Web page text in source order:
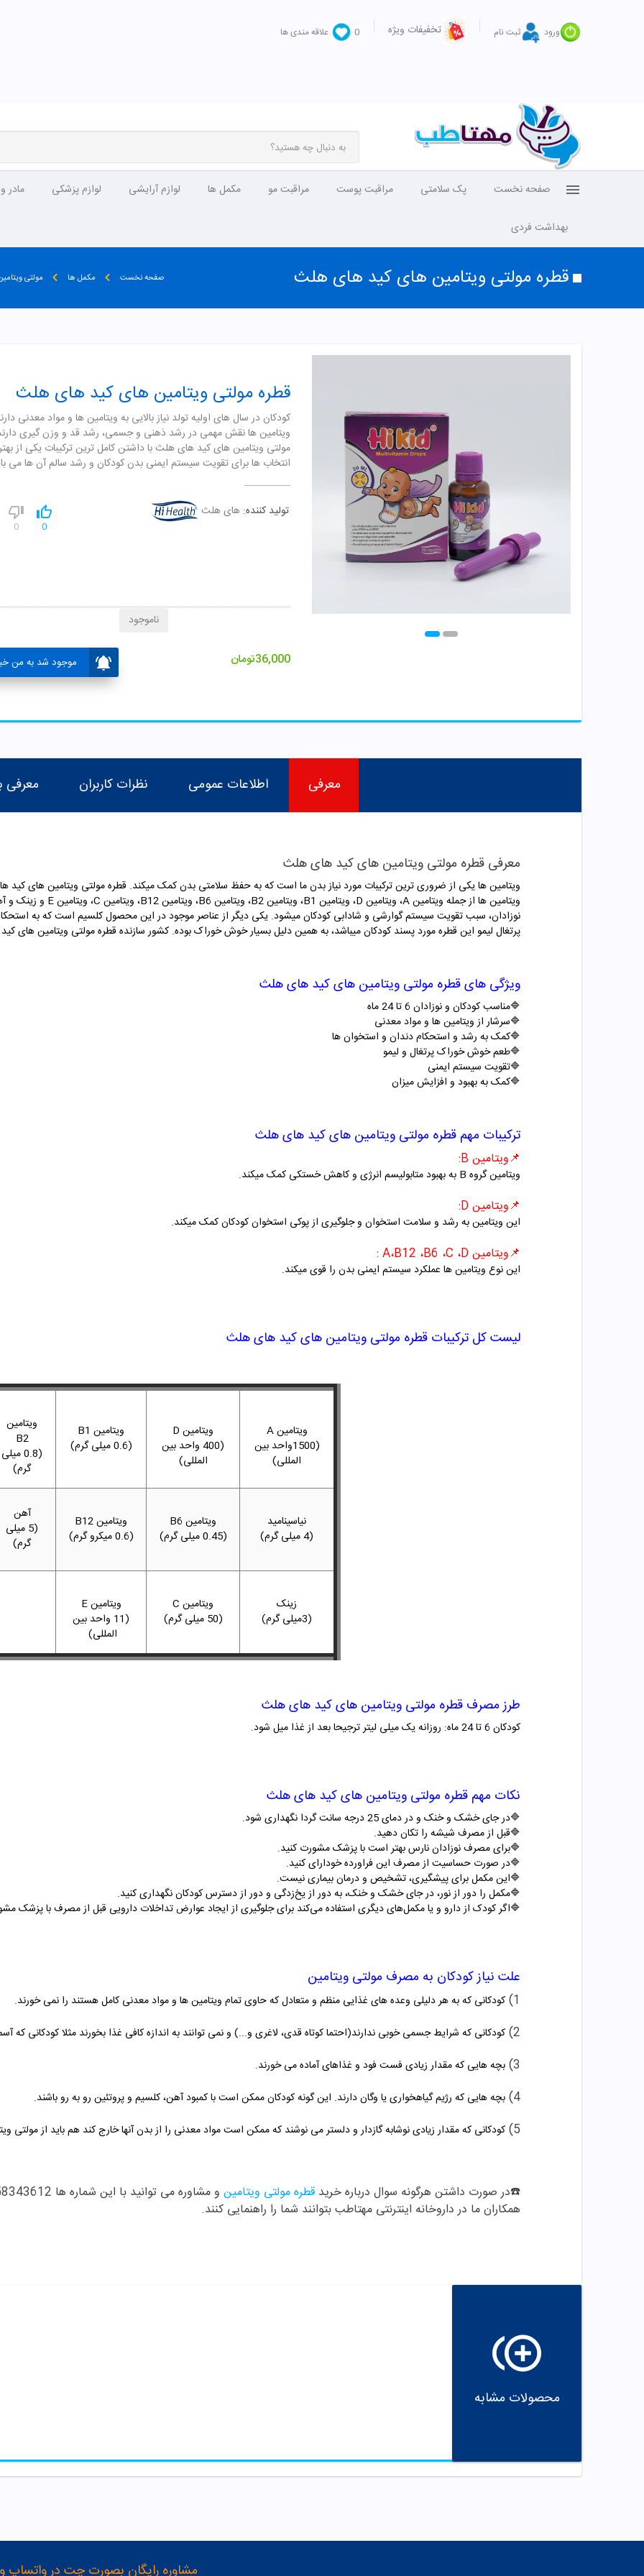
ورود ثبت نام تخفیفات ویژه 0 علاقه مندی ها
صفحه نخست پک سلامتی مراقبت پوست مراقبت مو مکمل ها لوازم آرایشی لوازم پزشکی مادر
بهداشت فردی
قطره مولتی ویتامین های کید های هلث صفحه نخست مکمل ها مولتی
قطره مولتی ویتامین های کید های هلث
کودکان در سال های اولیه تولد نیاز بالایی به ویتامین ها و مواد معدنی
ویتامین ها نقش مهمی در رشد ذهنی و جسمی، رشد قد و وزن گیری
مولتی ویتامین های کید های هلث با داشتن کامل ترین ترکیبات یکی از
انتخاب ها برای تقویت سیستم ایمنی بدن کودکان و رشد سالم آن ها می
تولید کننده: های هلث
0
0
36,000تومان موجود شد به من
ناموجود
معرفی اطلاعات عمومی نظرات کاربران معرفی
معرفی قطره مولتی ویتامین های کید های هلث
ویتامین ها یکی از ضروری ترین ترکیبات مورد نیاز بدن ما است که به حفظ سلامتی بدن کمک میکند. قطره مولتی ویتامین های
ویتامین ها از جمله ویتامینA، ویتامین D، ویتامین B1، ویتامینB2، ویتامین B6، ویتامینB12، ویتامین C، ویتامینE و زینک و
نوزادان، سبب تقویت سیستم گوارشی و شادابی کودکان میشود. یکی دیگر از عناصر موجود در این محصول کلسیم است که به
پرتغال لیمو این قطره مورد پسند کودکان میباشد، به همین دلیل بسیار خوش خوراک بوده. کشور سازنده قطره مولتی ویتامین های کید
ویژگی های قطره مولتی ویتامین های کید های هلث
🔷مناسب کودکان و نوزادان 6تا24ماه
🔷سرشار از ویتامین ها و مواد معدنی
🔷کمک به رشد و استحکام دندان و استخوان ها
🔷طعم خوش خوراک پرتغال و لیمو
🔷تقویت سیستم ایمنی
🔷کمک به بهبود و افزایش میزان
ترکیبات مهم قطره مولتی ویتامین های کید های هلث
📌ویتامین B
:
ویتامین گروه B به بهبود متابولیسم انرژی و کاهش خستکی کمک میکند.
📌ویتامینD
:
این ویتامین به رشد و سلامت استخوان و جلوگیری از پوکی استخوان کودکان کمک میکند.
📌ویتامینD، C، B6، B12،: A
این نوع ویتامین ها عملکرد سیستم ایمنی بدن را قوی میکند.
لیست کل ترکیبات قطره مولتی ویتامین های کید های هلث
ویتامینA
(1500واحد بین
المللی)
ویتامین D
(400 واحد بین
المللی)
ویتامین B1
(0.6 میلی گرم)
ویتامین
B2
(0.8 میلی
گرم)
نیاسینامید
(4 میلی گرم)
ویتامین B6
(0.45 میلی گرم)
ویتامین B12
(0.6 میکرو گرم)
آهن
(5 میلی
گرم)
زینک
(3میلی گرم)
ویتامین C
(50 میلی گرم)
ویتامین E
(11 واحد بین
المللی)
طرز مصرف قطره مولتی ویتامین های کید های هلث
کودکان 6تا24ماه: روزانه یک میلی لیتر ترجیحا بعد از غذا میل شود.
نکات مهم قطره مولتی ویتامین های کید های هلث
🔷در جای خشک و خنک و در دمای 25 درجه سانت گردا نگهداری شود.
🔷قبل از مصرف شیشه را تکان دهید.
🔷برای مصرف نوزادان نارس بهتر است با پزشک مشورت کنید.
🔷در صورت حساسیت از مصرف این فراورده خودارای کنید.
🔷این مکمل برای پیشگیری، تشخیص و درمان بیماری نیست.
🔷مکمل را دور از نور، در جای خشک و خنک، به دور از یخ‌زدگی و دور از دسترس کودکان نگهداری کنید.
🔷اگر کودک از دارو و یا مکمل‌های دیگری استفاده می‌کند برای جلوگیری از ایجاد عوارض تداخلات دارویی قبل از مصرف با پزشک
علت نیاز کودکان به مصرف مولتی ویتامین
1) کودکانی که به هر دلیلی وعده های غذایی منظم و متعادل که حاوی تمام ویتامین ها و مواد معدنی کامل هستند را نمی خورند.
2) کودکانی که شرایط جسمی خوبی ندارند(احتما کوتاه قدی، لاغری و...) و نمی توانند به اندازه کافی غذا بخورند مثلا کودکانی
3) بچه هایی که مقدار زیادی فست فود و غذاهای آماده می خورند.
4) بچه هایی که رژیم گیاهخواری یا وگان دارند. این گونه کودکان ممکن است با کمبود آهن، کلسیم و پروتئین رو به رو باشند.
5) کودکانی که مقدار زیادی نوشابه گازدار و دلستر می نوشند که ممکن است مواد معدنی را از بدن آنها خارج کند هم باید از مولتی
☎️در صورت داشتن هرگونه سوال درباره خرید قطره مولتی ویتامین
همکاران ما در داروخانه اینترنتی مهتاطب بتوانند شما را راهنمایی کنند.
محصولات مشابه
مشاوره رایگان بصورت چت در واتساپ و تلگرام با شماره